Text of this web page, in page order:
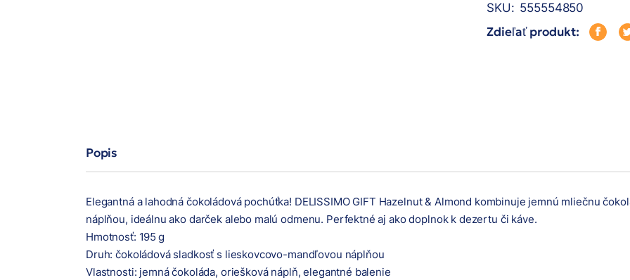
SKU: 555554850
Zdieľať produkt:
Popis
Elegantná a lahodná čokoládová pochúťka! DELISSIMO GIFT Hazelnut & Almond kombinuje jemnú mliečnu
náplňou, ideálnu ako darček alebo malú odmenu. Perfektné aj ako doplnok k dezertu či káve.
Hmotnosť: 195 g
Druh: čokoládová sladkosť s lieskovcovo-mandľovou náplňou
Vlastnosti: jemná čokoláda, oriešková náplň, elegantné balenie